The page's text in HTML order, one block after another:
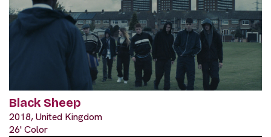
Black Sheep
2018, United Kingdom
26' Color